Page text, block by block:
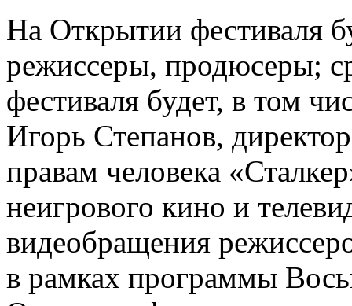
На Открытии фестиваля
режиссеры, продюсеры;
фестиваля будет, в том
Игорь Степанов,
правам человека
неигрового кино и
видеобращения
в рамках программы